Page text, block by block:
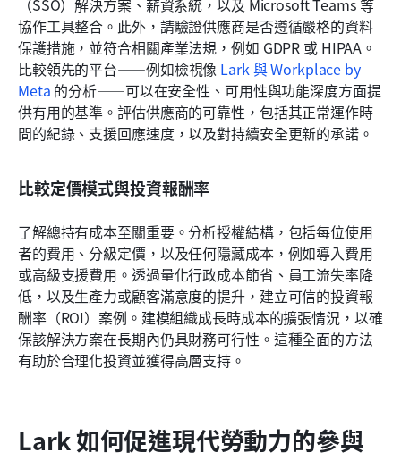
協作工具整合。此外，請驗證供應商是否遵循嚴格的資料
保護措施，並符合相關產業法規，例如 GDPR 或 HIPAA。
比較領先的平台——例如檢視像 Lark 與 Workplace by
Meta 的分析——可以在安全性、可用性與功能深度方面提
供有用的基準。評估供應商的可靠性，包括其正常運作時
間的紀錄、支援回應速度，以及對持續安全更新的承諾。
比較定價模式與投資報酬率
了解總持有成本至關重要。分析授權結構，包括每位使用
者的費用、分級定價，以及任何隱藏成本，例如導入費用
或高級支援費用。透過量化行政成本節省、員工流失率降
低，以及生產力或顧客滿意度的提升，建立可信的投資報
酬率（ROI）案例。建模組織成長時成本的擴張情況，以確
保該解決方案在長期內仍具財務可行性。這種全面的方法
有助於合理化投資並獲得高層支持。
Lark 如何促進現代勞動力的參與